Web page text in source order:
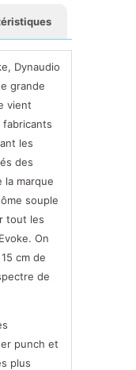
Dynaudio
grande
vient
les
des
la marque
souple
tout les
On
cm de
de
punch et
plus